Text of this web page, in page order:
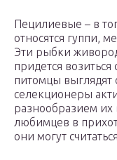
Пецилиевые – в
относятся гуппи,
Эти рыбки
придется
питомцы выглядят
селекционеры
разнообразием
любимцев в
они могут